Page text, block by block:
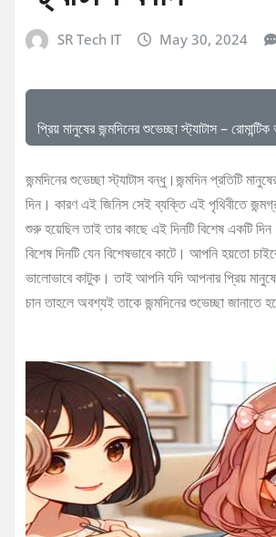
SR Tech IT May 30, 2024
প্রিয় মানুষের জন্মদিনের শুভেচ্ছা স্ট্যাটাস –
জন্মদিনের শুভেচ্ছা স্ট্যাটাস বন্ধু।জন্মদিন প্রতিটি
দিন। কারণ এই জিনিস সেই ব্যক্তি এই পৃথিবীতে
শুরু হয়েছিল তাই তার কাছে এই দিনটি বিশেষ একটি
বিশেষ দিনটি যেন বিশেষভাবে কাটে। আপনি হয়তো
ভালোভাবে কাটুক। তাই আপনি যদি আপনার প্রিয় মানুষের
চান তাহলে অবশ্যই তাকে জন্মদিনের শুভেচ্ছা জানাতে